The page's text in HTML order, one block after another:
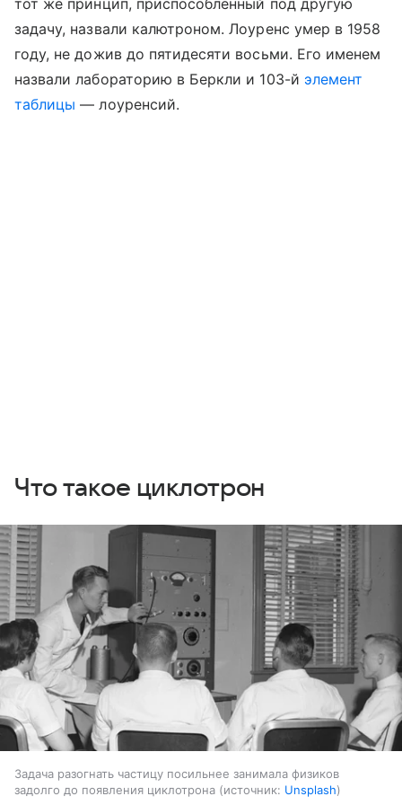
задачу, назвали калютроном. Лоуренс умер в 1958
году, не дожив до пятидесяти восьми. Его именем
назвали лабораторию в Беркли и 103-й элемент
таблицы — лоуренсий.
Что такое циклотрон
Задача разогнать частицу посильнее занимала физиков
задолго до появления циклотрона
источник: Unsplash